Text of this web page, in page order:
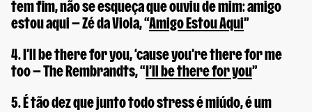
tem fim, não se esqueça que ouviu de mim: amigo
estou aqui— Zé da Viola, “Amigo Estou Aqui”
4. I’ll be there for you, ‘cause you’re there for me
too— The Rembrandts, “ I’ll be there for you”
5. É tão dez que junto todo stress é miúdo, é um